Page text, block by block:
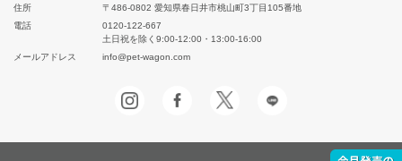
住所
〒486-0802 愛知県春日井市桃山町3丁目105番地
電話
0120-122-667
土日祝を除く9:00-12:00・13:00-16:00
メールアドレス
info@pet-wagon.com